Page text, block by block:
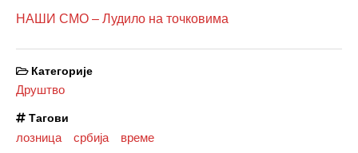
НАШИ СМО – Лудило на точковима
Категорије
Друштво
Тагови
лозница србија време